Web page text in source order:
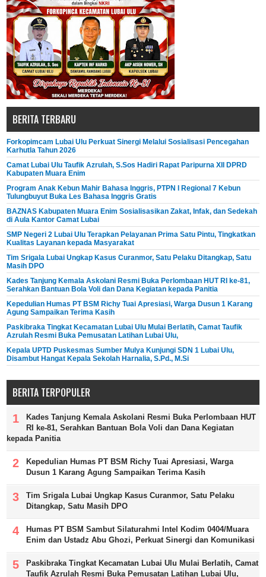
BERITA TERBARU
Forkopimcam Lubai Ulu Perkuat Sinergi Melalui Sosialisasi Pencegahan
Karhutla Tahun 2026
Camat Lubai Ulu Taufik Azrulah, S.Sos Hadiri Rapat Paripurna XII DPRD
Kabupaten Muara Enim
Program Anak Kebun Mahir Bahasa Inggris, PTPN I Regional 7 Kebun
Tulungbuyut Buka Les Bahasa Inggris Gratis
BAZNAS Kabupaten Muara Enim Sosialisasikan Zakat, Infak, dan Sedekah
di Aula Kantor Camat Lubai
SMP Negeri 2 Lubai Ulu Terapkan Pelayanan Prima Satu Pintu, Tingkatkan
Kualitas Layanan kepada Masyarakat
Tim Srigala Lubai Ungkap Kasus Curanmor, Satu Pelaku Ditangkap, Satu
Masih DPO
Kades Tanjung Kemala Askolani Resmi Buka Perlombaan HUT RI ke-81,
Serahkan Bantuan Bola Voli dan Dana Kegiatan kepada Panitia
Kepedulian Humas PT BSM Richy Tuai Apresiasi, Warga Dusun 1 Karang
Agung Sampaikan Terima Kasih
Paskibraka Tingkat Kecamatan Lubai Ulu Mulai Berlatih, Camat Taufik
Azrulah Resmi Buka Pemusatan Latihan Lubai Ulu,
Kepala UPTD Puskesmas Sumber Mulya Kunjungi SDN 1 Lubai Ulu,
Disambut Hangat Kepala Sekolah Harnalia, S.Pd., M.Si
BERITA TERPOPULER
Kades Tanjung Kemala Askolani Resmi Buka Perlombaan HUT
RI ke-81, Serahkan Bantuan Bola Voli dan Dana Kegiatan
kepada Panitia
Kepedulian Humas PT BSM Richy Tuai Apresiasi, Warga
Dusun 1 Karang Agung Sampaikan Terima Kasih
Tim Srigala Lubai Ungkap Kasus Curanmor, Satu Pelaku
Ditangkap, Satu Masih DPO
Humas PT BSM Sambut Silaturahmi Intel Kodim 0404/Muara
Enim dan Ustadz Abu Ghozi, Perkuat Sinergi dan Komunikasi
Paskibraka Tingkat Kecamatan Lubai Ulu Mulai Berlatih, Camat
Taufik Azrulah Resmi Buka Pemusatan Latihan Lubai Ulu,